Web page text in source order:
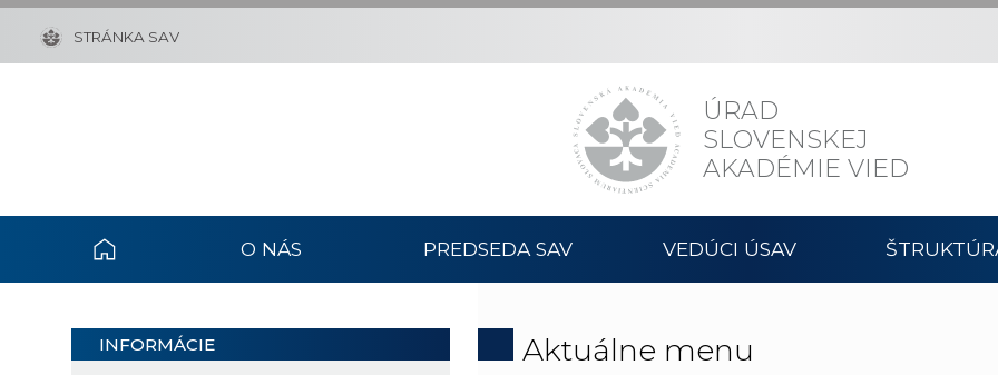
ÚRAD
SLOVENSKEJ
AKADÉMIE VIED
STRÁNKA SAV
O NÁS PREDSEDA SAV VEDÚCI ÚSAV
INFORMÁCIE Aktuálne menu